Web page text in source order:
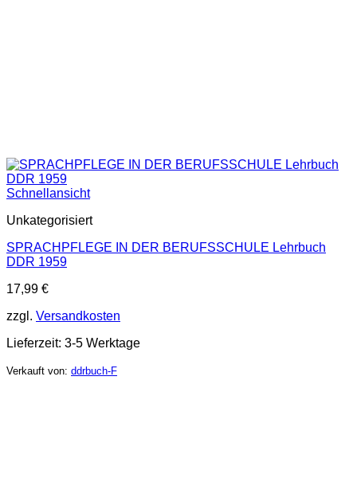
Schnellansicht
Unkategorisiert
SPRACHPFLEGE IN DER BERUFSSCHULE Lehrbuch
DDR 1959
17,99 €
zzgl. Versandkosten
Lieferzeit: 3-5 Werktage
Verkauft von: ddrbuch-F